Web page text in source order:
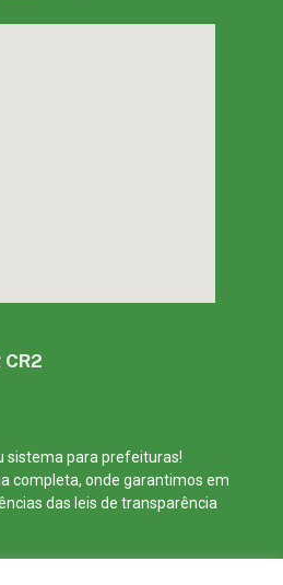
CR2
sistema para prefeituras!
completa, onde garantimos em
das leis de transparência